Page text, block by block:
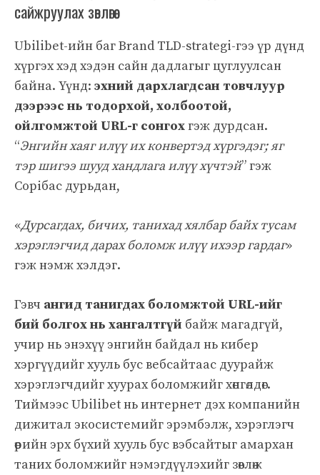
сайжруулах зөвлөгөө
Ubilibet-ийн баг Brand TLD-strategi-гээ үр дүнд
хүргэх хэд хэдэн сайн дадлагыг цуглуулсан
байна. Үүнд: эхний дархлагдсан товчлуур
дээрээс нь тодорхой, холбоотой,
ойлгомжтой URL-г сонгохгэж дурдсан.
“Энгийн хаяг илүү их конвертэд хүргэдэг; яг
тэр шигээ шууд хандлага илүү хүчтэй” гэж
Сорібас дурьдан,
«Дурсагдах, бичих, танихад хялбар байх тусам
хэрэглэгчид дарах боломж илүү ихээр гардаг»
гэж нэмж хэлдэг.
Гэвч ангид танигдах боломжтой URL-ийг
бий болгох нь хангалтгүй байж магадгүй,
учир нь энэхүү энгийн байдал нь кибер
хэргүүдийг хууль бус вебсайтаас дуурайж
хэрэглэгчдийг хуурах боломжийг хөнгөлдөг.
Тиймээс Ubilibet нь интернет дэх компанийн
дижитал экосистемийг эрэмбэлж, хэрэглэгч
өөрийн эрх бүхий хууль бус вэбсайтыг амархан
таних боломжийг нэмэгдүүлэхийг зөвлөж